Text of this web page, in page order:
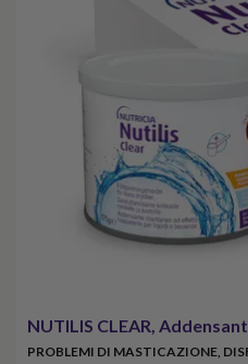
NUTILIS CLEAR,
PROBLEMI DI MASTICAZIONE,